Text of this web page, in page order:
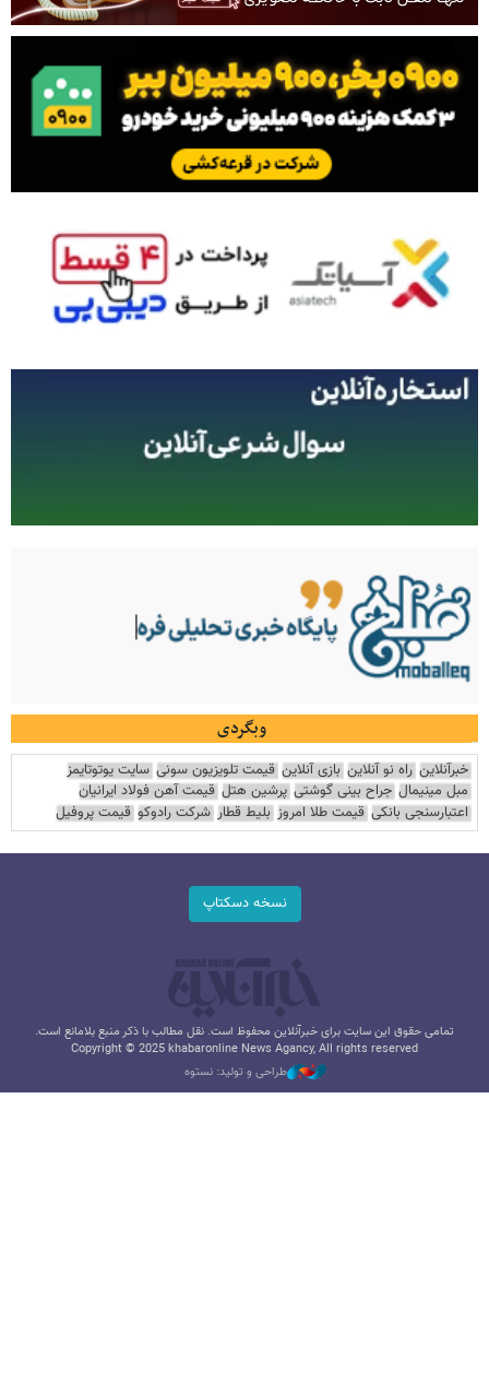
وبگردی
خبرآنلاین راه نو آنلاین بازی آنلاین قیمت تلویزیون سونی سایت یوتوتایمز
مبل مینیمال جراح بینی گوشتی پرشین هتل قیمت آهن فولاد ایرانیان
اعتبارسنجی بانکی قیمت طلا امروز بلیط قطار شرکت رادوکو قیمت پروفیل
نسخه دسکتاپ
تمامی حقوق این سایت برای خبرآنلاین محفوظ است. نقل مطالب با ذکر منبع بلامانع است.
Copyright © 2025 khabaronline News Agancy, All rights reserved
طراحی و تولید: نستوه